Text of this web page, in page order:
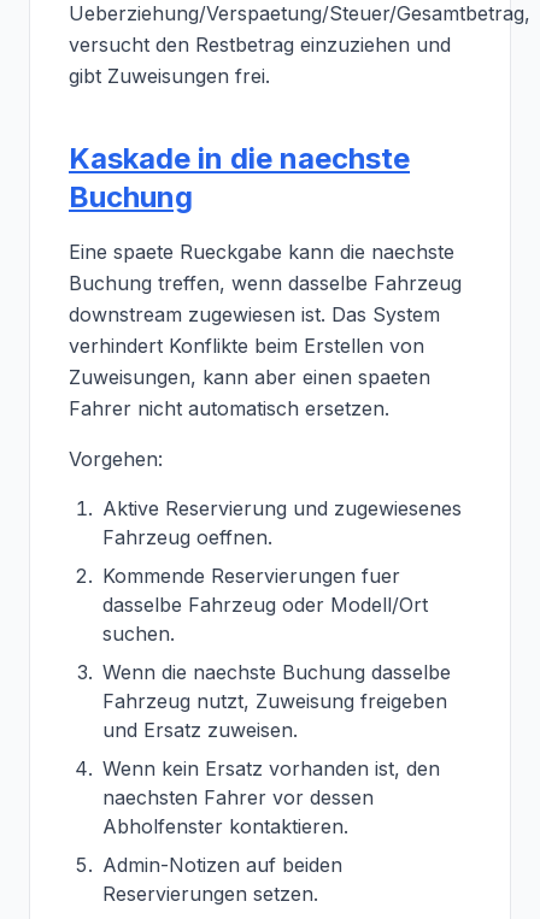
Ueberziehung/Verspaetung/Steuer/Gesamtbetrag,
versucht den Restbetrag einzuziehen und
gibt Zuweisungen frei.
Kaskade in die naechste
Buchung
Eine spaete Rueckgabe kann die naechste
Buchung treffen, wenn dasselbe Fahrzeug
downstream zugewiesen ist. Das System
verhindert Konflikte beim Erstellen von
Zuweisungen, kann aber einen spaeten
Fahrer nicht automatisch ersetzen.
Vorgehen:
Aktive Reservierung und zugewiesenes
Fahrzeug oeffnen.
Kommende Reservierungen fuer
dasselbe Fahrzeug oder Modell/Ort
suchen.
Wenn die naechste Buchung dasselbe
Fahrzeug nutzt, Zuweisung freigeben
und Ersatz zuweisen.
Wenn kein Ersatz vorhanden ist, den
naechsten Fahrer vor dessen
Abholfenster kontaktieren.
Admin-Notizen auf beiden
Reservierungen setzen.